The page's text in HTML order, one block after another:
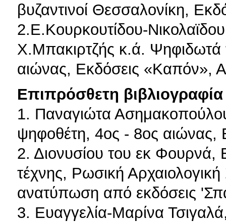
βυζαντινοί Θεσσαλονίκη,
2.Ε.Κουρκουτίδου-
Χ.Μπακιρτζής κ.ά. Ψηφιδωτά
αιώνας, Εκδόσεις «Καπόν»,
Επιπρόσθετη βιβλιογραφία
1. Παναγιώτα
ψηφοθέτη, 4ος - 8ος
2. Διονυσίου του εκ Φουρνά,
τέχνης, Ρωσική
ανατύπωση από εκδόσεις
3. Ευαγγελία-Μαρίνα